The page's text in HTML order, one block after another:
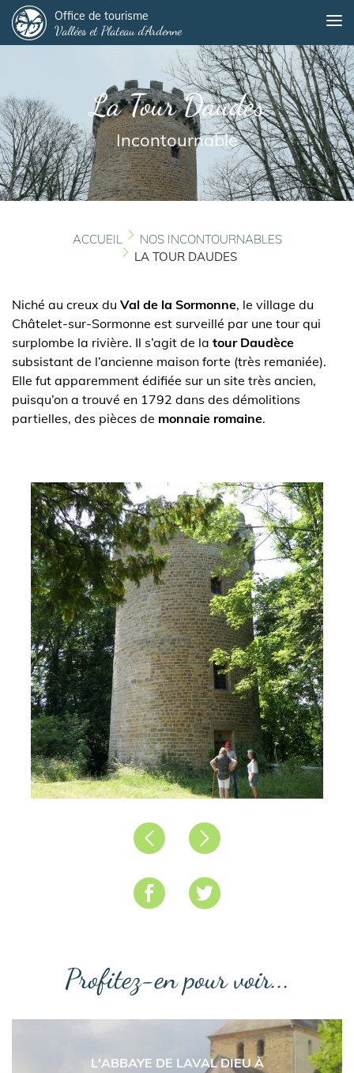
au
contenu
principal
Office de tourisme
Vallées et Plateau d'Ardenne
La Tour Daudes
Incontournable
ACCUEIL
NOS INCONTOURNABLES
LA TOUR DAUDES
Niché au creux du Val de la Sormonne, le village du
Châtelet-sur-Sormonne est surveillé par une tour qui
surplombe la rivière. Il s’agit de la tour Daudèce
subsistant de l’ancienne maison forte (très remaniée).
Elle fut apparemment édifiée sur un site très ancien,
puisqu’on a trouvé en 1792 dans des démolitions
partielles, des pièces de monnaie romaine.
PrécédentSuivant
Profitez-en pour voir...
L'ABBAYE DE LAVAL DIEU À
Panneau de gestion des cookies